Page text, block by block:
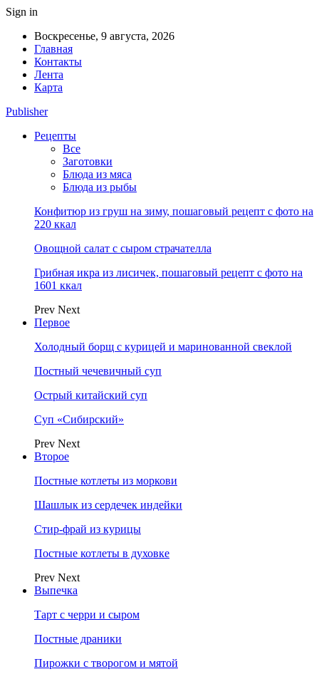
Sign in
Воскресенье, 9 августа, 2026
Главная
Контакты
Лента
Карта
Publisher
Рецепты
Все
Заготовки
Блюда из мяса
Блюда из рыбы
Конфитюр из груш на зиму, пошаговый рецепт с фото на
220 ккал
Овощной салат с сыром страчателла
Грибная икра из лисичек, пошаговый рецепт с фото на
1601 ккал
Prev Next
Первое
Холодный борщ с курицей и маринованной свеклой
Постный чечевичный суп
Острый китайский суп
Суп «Сибирский»
Prev Next
Второе
Постные котлеты из моркови
Шашлык из сердечек индейки
Стир-фрай из курицы
Постные котлеты в духовке
Prev Next
Выпечка
Тарт с черри и сыром
Постные драники
Пирожки с творогом и мятой